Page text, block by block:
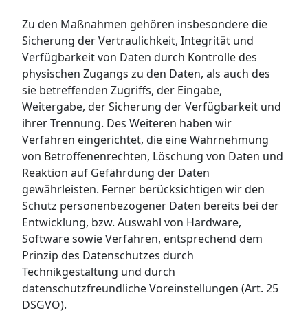
Zu den Maßnahmen gehören insbesondere die
Sicherung der Vertraulichkeit, Integrität und
Verfügbarkeit von Daten durch Kontrolle des
physischen Zugangs zu den Daten, als auch des
sie betreffenden Zugriffs, der Eingabe,
Weitergabe, der Sicherung der Verfügbarkeit und
ihrer Trennung. Des Weiteren haben wir
Verfahren eingerichtet, die eine Wahrnehmung
von Betroffenenrechten, Löschung von Daten und
Reaktion auf Gefährdung der Daten
gewährleisten. Ferner berücksichtigen wir den
Schutz personenbezogener Daten bereits bei der
Entwicklung, bzw. Auswahl von Hardware,
Software sowie Verfahren, entsprechend dem
Prinzip des Datenschutzes durch
Technikgestaltung und durch
datenschutzfreundliche Voreinstellungen (Art. 25
DSGVO).